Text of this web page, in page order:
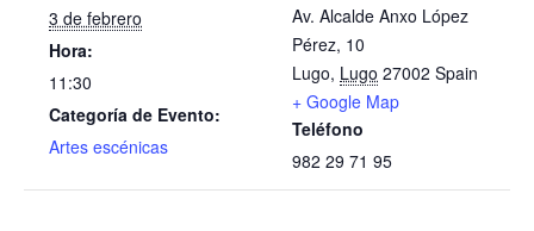
3 de febrero
Hora:
11:30
Categoría de Evento:
Artes escénicas
Av. Alcalde Anxo López
Pérez, 10
Lugo, Lugo 27002 Spain
+ Google Map
Teléfono
982 29 71 95